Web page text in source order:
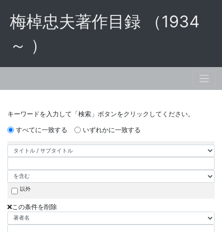
梅棹忠夫著作目録 （1934
～ ）
キーワードを入力して「検索」ボタンをクリックしてください。
すべてに一致する
いずれかに一致する
以外
この条件を削除